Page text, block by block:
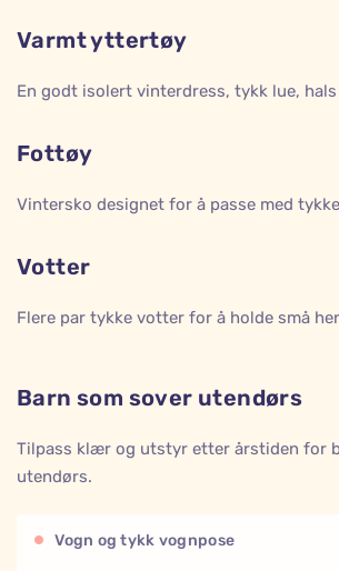
Varmt yttertøy
En godt isolert vinterdress, tykk lue, hals
Fottøy
Vintersko designet for å passe med
Votter
Flere par tykke votter for å holde små
Barn som sover utendørs
Tilpass klær og utstyr etter årstiden for
utendørs.
Vogn og tykk vognpose